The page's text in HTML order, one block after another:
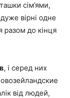
сім’ями,
вірні одне
разом до кінця
, і серед них
від людей,